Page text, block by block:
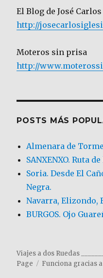
El Blog de José Carlos
http://
Moteros sin prisa
http://
POSTS MÁS
Almenara de
SANXENXO. Ruta
Soria. Desde El
Negra.
Navarra, Elizondo,
BURGOS. Ojo
Viajes a dos Ruedas
Page
Funciona gracias